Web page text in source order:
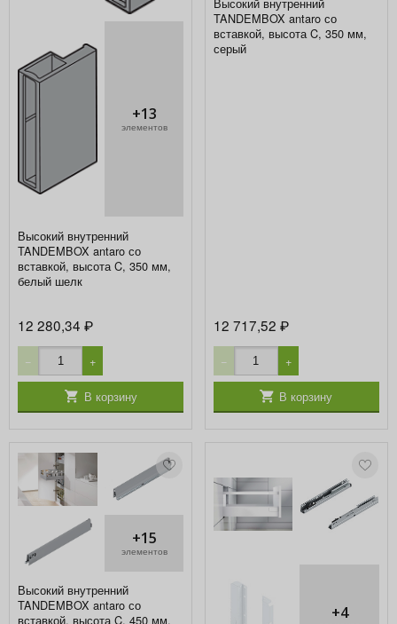
+13
элементов
Высокий внутренний
TANDEMBOX antaro со
вставкой, высота C, 350 мм,
белый шелк
12 280,34₽
− +
В корзину
Высокий внутренний
TANDEMBOX antaro со
вставкой, высота C, 350 мм,
серый
12 717,52 ₽
− +
В корзину
+15
элементов
Высокий внутренний
TANDEMBOX antaro со
вставкой, высота C, 450 мм,
+4